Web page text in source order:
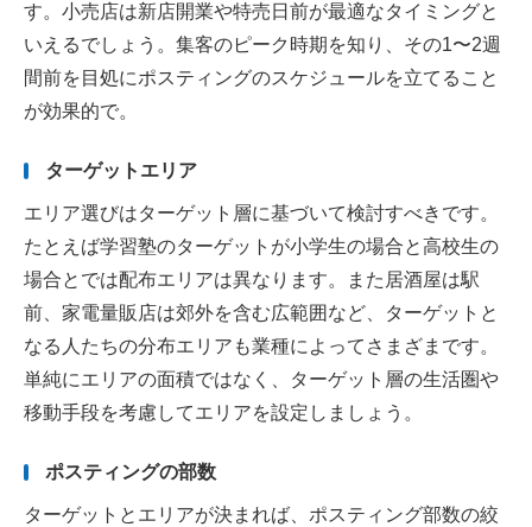
す。小売店は新店開業や特売日前が最適なタイミングと
いえるでしょう。集客のピーク時期を知り、その1〜2週
間前を目処にポスティングのスケジュールを立てること
が効果的で。
ターゲットエリア
エリア選びはターゲット層に基づいて検討すべきです。
たとえば学習塾のターゲットが小学生の場合と高校生の
場合とでは配布エリアは異なります。また居酒屋は駅
前、家電量販店は郊外を含む広範囲など、ターゲットと
なる人たちの分布エリアも業種によってさまざまです。
単純にエリアの面積ではなく、ターゲット層の生活圏や
移動手段を考慮してエリアを設定しましょう。
ポスティングの部数
ターゲットとエリアが決まれば、ポスティング部数の絞